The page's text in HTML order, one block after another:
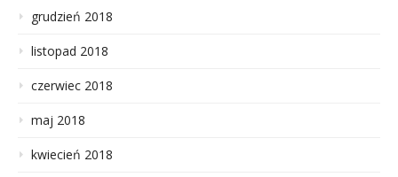
grudzień 2018
listopad 2018
czerwiec 2018
maj 2018
kwiecień 2018